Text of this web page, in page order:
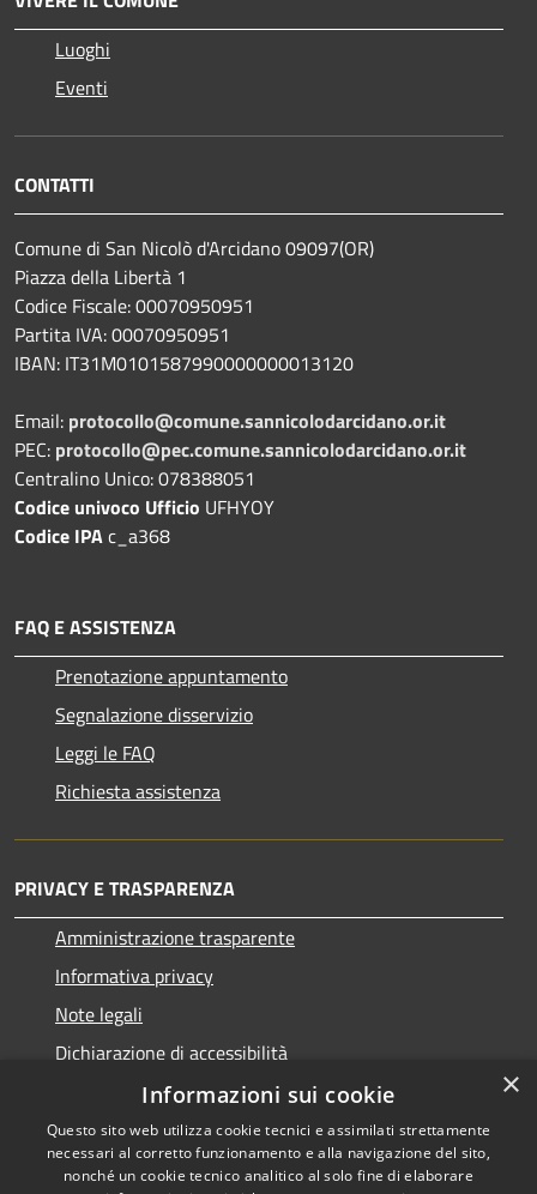
Luoghi
Eventi
CONTATTI
Comune di San Nicolò d'Arcidano 09097(OR)
Piazza della Libertà 1
Codice Fiscale: 00070950951
Partita IVA: 00070950951
IBAN: IT31M0101587990000000013120
Email: protocollo@comune.sannicolodarcidano.or.it
PEC: protocollo@pec.comune.sannicolodarcidano.or.it
Centralino Unico: 078388051
Codice univoco Ufficio UFHYOY
Codice IPAc_a368
FAQ E ASSISTENZA
Prenotazione appuntamento
Segnalazione disservizio
Leggi le FAQ
Richiesta assistenza
PRIVACY E TRASPARENZA
Amministrazione trasparente
Informativa privacy
Note legali
Dichiarazione di accessibilità
Copyright © 2026 • Comune di
×
Informazioni sui cookie
Questo sito web utilizza cookie tecnici e assimilati strettamente
necessari al corretto funzionamento e alla navigazione del sito,
nonché un cookie tecnico analitico al solo fine di elaborare